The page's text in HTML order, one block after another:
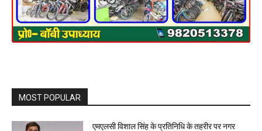
MOST POPULAR
एमएलसी विशाल सिंह के प्रतिनिधि के तहरीर पर नगर